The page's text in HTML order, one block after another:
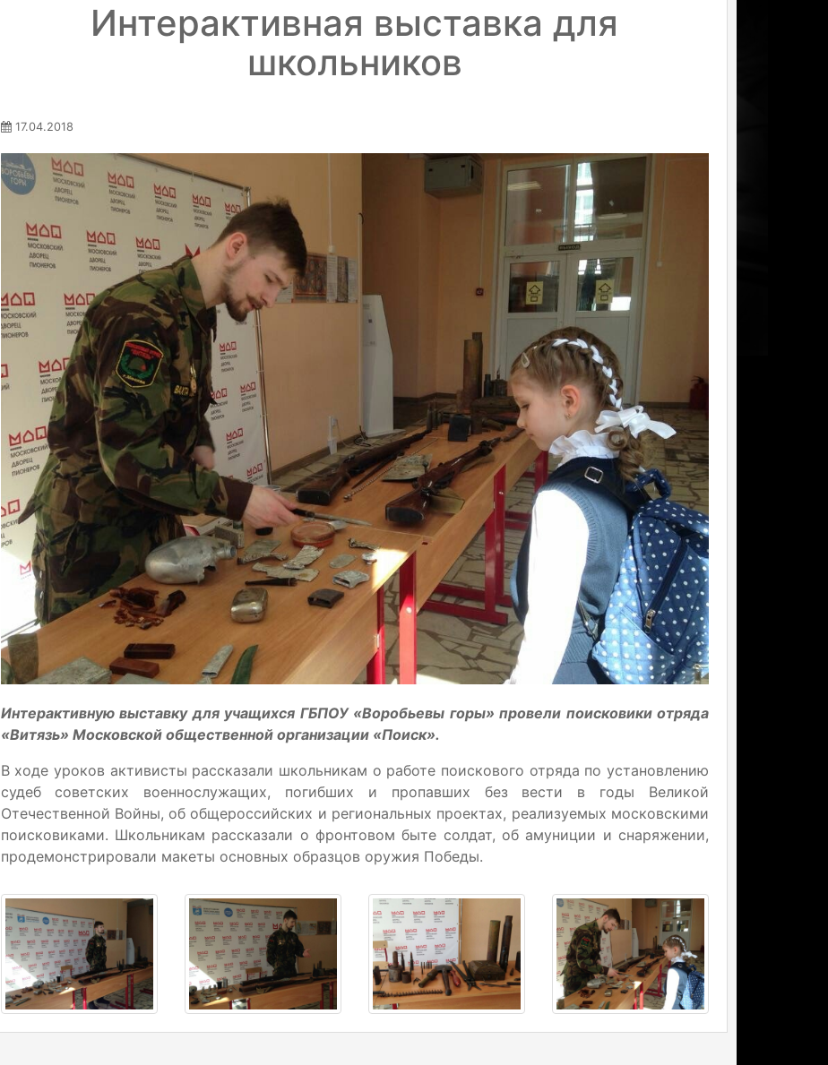
Интерактивная выставка для
школьников
17.04.2018
Интерактивную выставку для учащихся ГБПОУ «Воробьевы горы» провели поисковики отряда
«Витязь» Московской общественной организации «Поиск».
В ходе уроков активисты рассказали школьникам о работе поискового отряда по установлению
судеб советских военнослужащих, погибших и пропавших без вести в годы Великой
Отечественной Войны, об общероссийских и региональных проектах, реализуемых московскими
поисковиками. Школьникам рассказали о фронтовом быте солдат, об амуниции и снаряжении,
продемонстрировали макеты основных образцов оружия Победы.